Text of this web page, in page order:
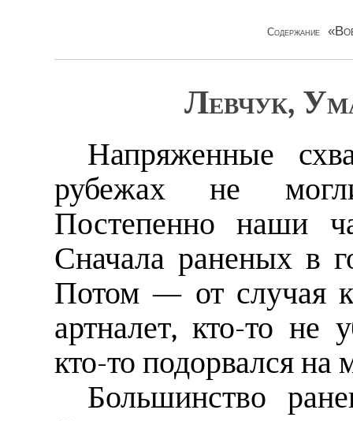
Содержание
Левчук,
Напряженные
рубежах не
Постепенно наши
Сначала раненых в
Потом — от случая
артналет, кто-то не
кто-то подорвался на
Большинство